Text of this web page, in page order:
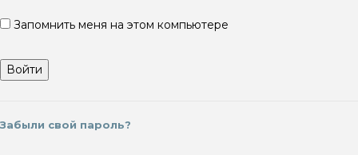
Запомнить меня на этом компьютере
Забыли свой пароль?